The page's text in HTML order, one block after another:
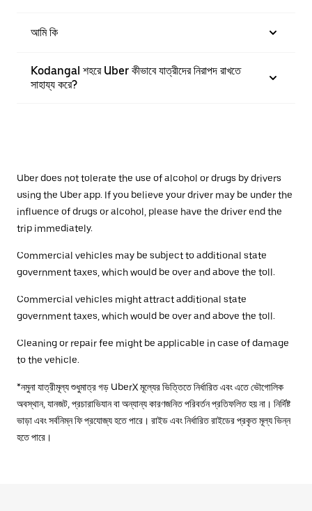
আমি কি
Kodangal শহরে Uber কীভাবে যাত্রীদের নিরাপদ রাখতে
সাহায্য করে?
Uber does not tolerate the use of alcohol or drugs by drivers
using the Uber app. If you believe your driver may be under the
influence of drugs or alcohol, please have the driver end the
trip immediately.
Commercial vehicles may be subject to additional state
government taxes, which would be over and above the toll.
Commercial vehicles might attract additional state
government taxes, which would be over and above the toll.
Cleaning or repair fee might be applicable in case of damage
to the vehicle.
*নমুনা যাত্রীমূল্য শুধুমাত্র গড় UberX মূল্যের ভিত্তিতে নির্ধারিত এবং এতে ভৌগোলিক
অবস্থান, যানজট, প্রচারাভিযান বা অন্যান্য কারণজনিত পরিবর্তন প্রতিফলিত হয় না। নির্দিষ্ট
ভাড়া এবং সর্বনিম্ন ফি প্রযোজ্য হতে পারে। রাইড এবং নির্ধারিত রাইডের প্রকৃত মূল্য ভিন্ন
হতে পারে।